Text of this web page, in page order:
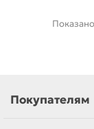
Покупателям